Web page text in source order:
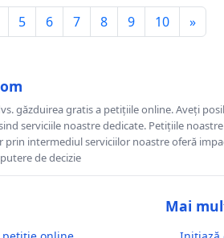
5 6 7 8 9 10 »
găzduirea gratis a petițiile online. Aveți
serviciile noastre dedicate. Petițiile
prin intermediul serviciilor noastre oferă
de decizie
Mai